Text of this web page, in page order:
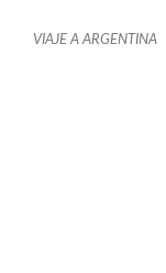
VIAJE A ARGENTINA